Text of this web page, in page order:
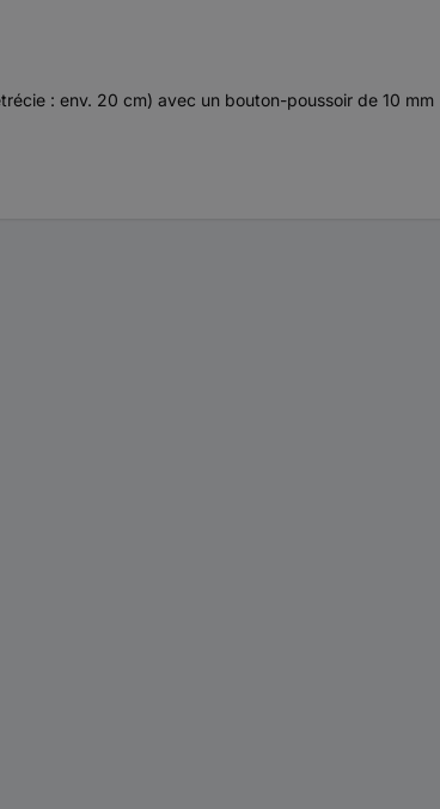
: env. 20 cm) avec un bouton-poussoir de 10 mm